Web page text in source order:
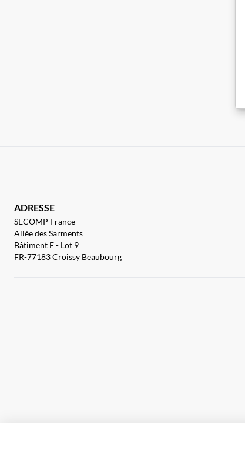
ADRESSE
SECOMP France
Allée des Sarments
Bâtiment F - Lot 9
FR-77183 Croissy Beaubourg